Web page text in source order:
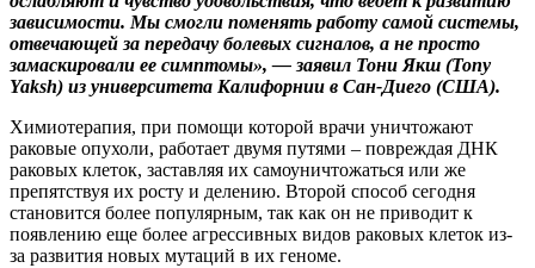
зависимости. Мы смогли поменять работу самой системы,
отвечающей за передачу болевых сигналов, а не просто
замаскировали ее симптомы», — заявил Тони Якш (Tony
Yaksh) из университета Калифорнии в Сан-Диего (США).
Химиотерапия, при помощи которой врачи уничтожают
раковые опухоли, работает двумя путями – повреждая ДНК
раковых клеток, заставляя их самоуничтожаться или же
препятствуя их росту и делению. Второй способ сегодня
становится более популярным, так как он не приводит к
появлению еще более агрессивных видов раковых клеток из-
за развития новых мутаций в их геноме.